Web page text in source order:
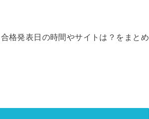
格発表日の時間やサイトは？をまとめ